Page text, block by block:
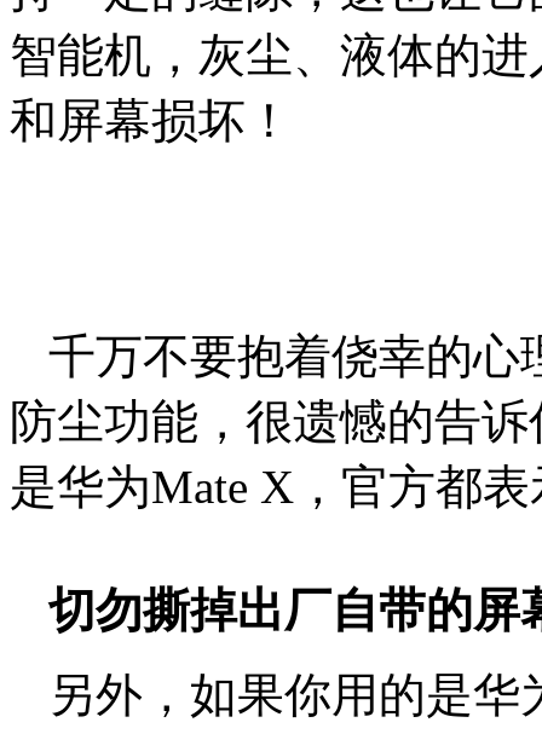
智能机，灰尘、液体的
和屏幕损坏！
千万不要抱着侥幸的心
防尘功能，很遗憾的告
是华为Mate X，官方都
切勿撕掉出厂自带的屏
另外，如果你用的是华